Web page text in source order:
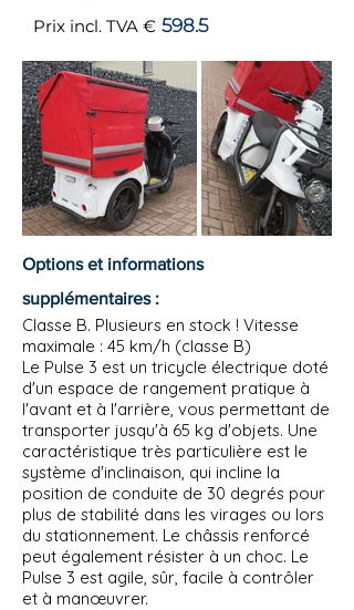
Prix incl. TVA € 598.5
Options et informations
supplémentaires :
Classe B. Plusieurs en stock ! Vitesse
maximale : 45 km/h (classe B)
Le Pulse 3 est un tricycle électrique doté
d'un espace de rangement pratique à
l'avant et à l'arrière, vous permettant de
transporter jusqu'à 65 kg d'objets. Une
caractéristique très particulière est le
système d'inclinaison, qui incline la
position de conduite de 30 degrés pour
plus de stabilité dans les virages ou lors
du stationnement. Le châssis renforcé
peut également résister à un choc. Le
Pulse 3 est agile, sûr, facile à contrôler
et à manœuvrer.